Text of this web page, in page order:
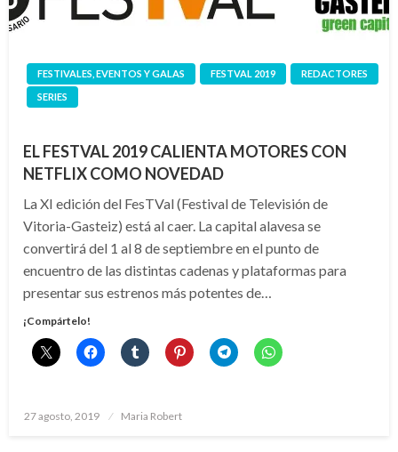
FESTIVALES, EVENTOS Y GALAS FESTVAL 2019
REDACTORES
SERIES
EL FESTVAL 2019 CALIENTA MOTORES CON
NETFLIX COMO NOVEDAD
La XI edición del FesTVal (Festival de Televisión de
Vitoria-Gasteiz) está al caer. La capital alavesa se
convertirá del 1 al 8 de septiembre en el punto de
encuentro de las distintas cadenas y plataformas para
presentar sus estrenos más potentes de…
¡Compártelo!
Publicado
27 agosto, 2019 Maria Robert